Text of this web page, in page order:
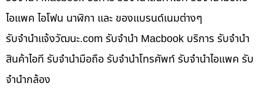
ไอแพค ไอโฟน นาฬิกา และ ของแบรนด์เนมต่างๆ
รับจํานําแจ้งวัฒนะ.com รับจำนำ Macbook บริการ รับจำนำ
สินค้าไอที รับจำนำมือถือ รับจำนำโทรศัพท์ รับจำนำไอแพค รับ
จำนำกล้อง